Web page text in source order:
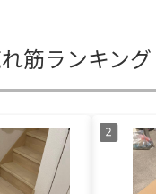
筋ランキング